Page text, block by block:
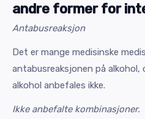
andre former for
Antabusreaksjon
Det er mange medisinske
antabusreaksjonen på alkohol,
alkohol anbefales ikke.
Ikke anbefalte kombinasjoner.